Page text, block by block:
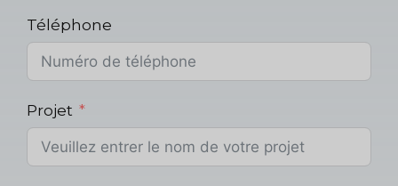
Téléphone
Projet